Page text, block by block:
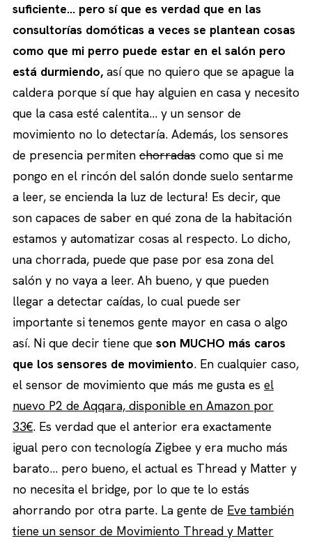
suficiente… pero sí que es verdad que en las
consultorías domóticas a veces se plantean cosas
como que mi perro puede estar en el salón pero
está durmiendo, así que no quiero que se apague la
caldera porque sí que hay alguien en casa y necesito
que la casa esté calentita… y un sensor de
movimiento no lo detectaría. Además, los sensores
de presencia permiten chorradas como que si me
pongo en el rincón del salón donde suelo sentarme
a leer, se encienda la luz de lectura! Es decir, que
son capaces de saber en qué zona de la habitación
estamos y automatizar cosas al respecto. Lo dicho,
una chorrada, puede que pase por esa zona del
salón y no vaya a leer. Ah bueno, y que pueden
llegar a detectar caídas, lo cual puede ser
importante si tenemos gente mayor en casa o algo
así. Ni que decir tiene que son MUCHO más caros
que los sensores de movimiento. En cualquier caso,
el sensor de movimiento que más me gusta es el
nuevo P2 de Aqqara, disponible en Amazon por
33€. Es verdad que el anterior era exactamente
igual pero con tecnología Zigbee y era mucho más
barato… pero bueno, el actual es Thread y Matter y
no necesita el bridge, por lo que te lo estás
ahorrando por otra parte. La gente de Eve también
tiene un sensor de Movimiento Thread y Matter